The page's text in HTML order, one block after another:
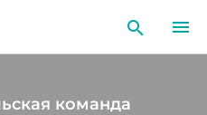
команда